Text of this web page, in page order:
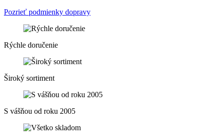
Pozrieť podmienky dopravy
Rýchle doručenie
Široký sortiment
S vášňou od roku 2005